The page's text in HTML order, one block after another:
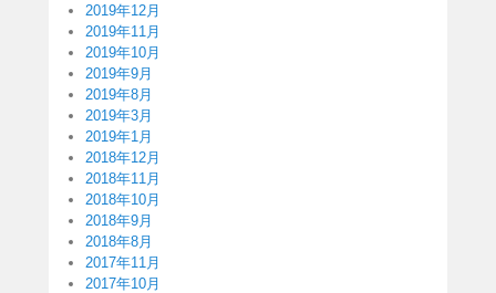
2019年12月
2019年11月
2019年10月
2019年9月
2019年8月
2019年3月
2019年1月
2018年12月
2018年11月
2018年10月
2018年9月
2018年8月
2017年11月
2017年10月